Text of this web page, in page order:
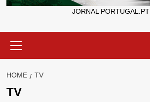
JORNAL PORTUGAL.PT
Menu
HOME TV
TV